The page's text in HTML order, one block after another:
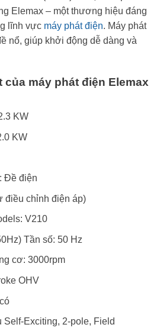
Elemax – một thương hiệu đáng
lĩnh vực máy phát điện. Máy phát
nổ, giúp khởi động dễ dàng và
máy phát điện Elemax
KW
KW
Đề điện
điều chỉnh điện áp)
V210
Tần số: 50 Hz
cơ: 3000rpm
OHV
Self-Exciting, 2-pole, Field